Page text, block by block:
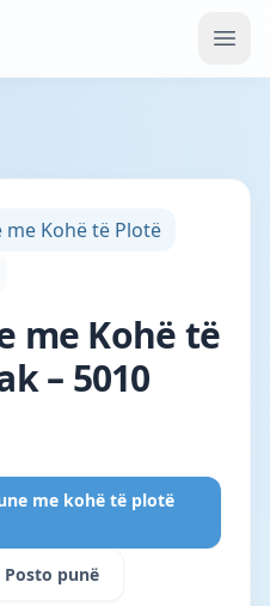
me Kohë të Plotë
me Kohë të
– 5010
me kohë të plotë
Posto punë